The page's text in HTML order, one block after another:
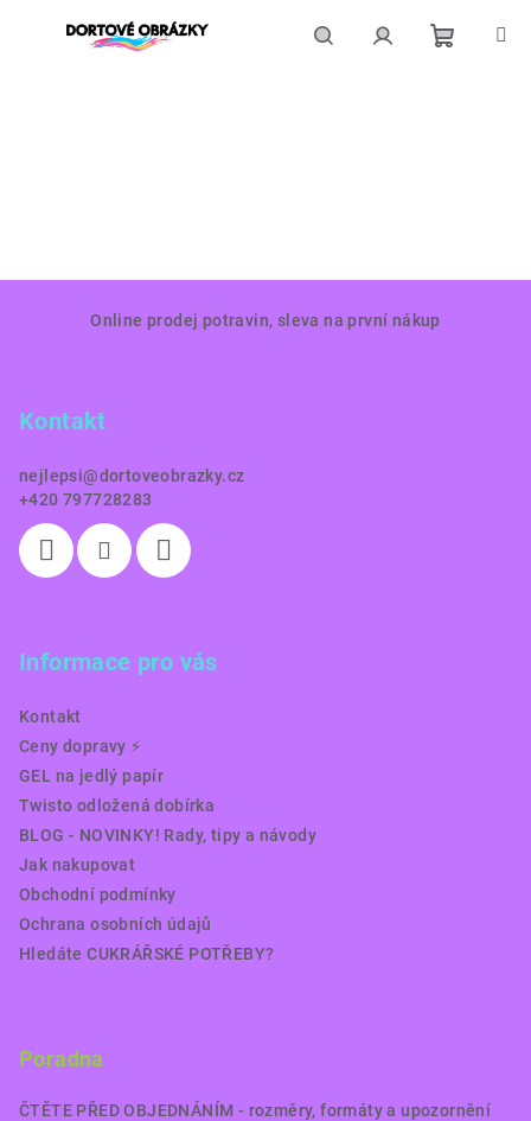
Online prodej potravin, sleva na první nákup
Kontakt
nejlepsi@dortoveobrazky.cz
+420 797728283
Informace pro vás
Kontakt
Ceny dopravy ⚡️
GEL na jedlý papír
Twisto odložená dobírka
BLOG - NOVINKY! Rady, tipy a návody
Jak nakupovat
Obchodní podmínky
Ochrana osobních údajů
Hledáte CUKRÁŘSKÉ POTŘEBY?
Poradna
ČTĚTE PŘED OBJEDNÁNÍM - rozměry, formáty a upozornění